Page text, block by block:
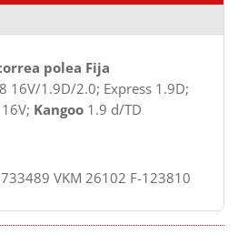
polea Fija
16V/1.9D/2.0; Express 1.9D;
Kangoo 1.9 d/TD
VKM 26102 F-123810